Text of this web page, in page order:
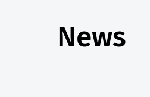
News